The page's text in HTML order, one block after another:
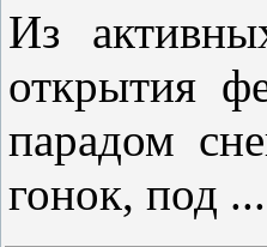
Из
открытия
парадом
гонок, под ...